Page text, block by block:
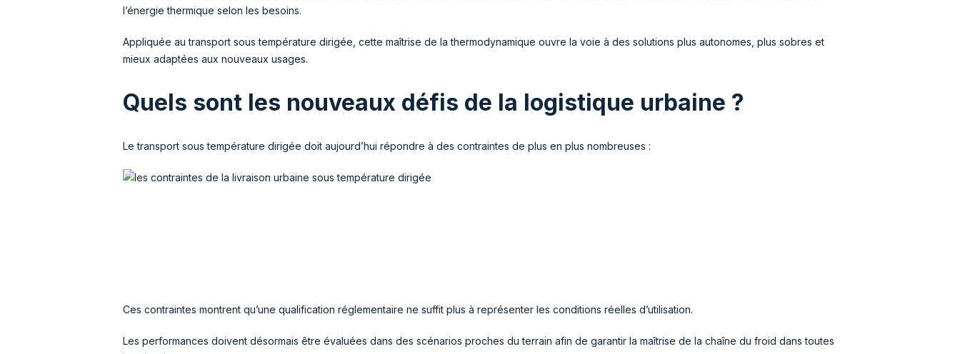
l’énergie thermique selon les besoins.
Appliquée au transport sous température dirigée, cette maîtrise de la thermodynamique ouvre la voie à des solutions plus autonomes, plus sobres et
mieux adaptées aux nouveaux usages.
Quels sont les nouveaux défis de la logistique urbaine ?
Le transport sous température dirigée doit aujourd’hui répondre à des contraintes de plus en plus nombreuses :
Ces contraintes montrent qu’une qualification réglementaire ne suffit plus à représenter les conditions réelles d’utilisation.
Les performances doivent désormais être évaluées dans des scénarios proches du terrain afin de garantir la maîtrise de la chaîne du froid dans toutes